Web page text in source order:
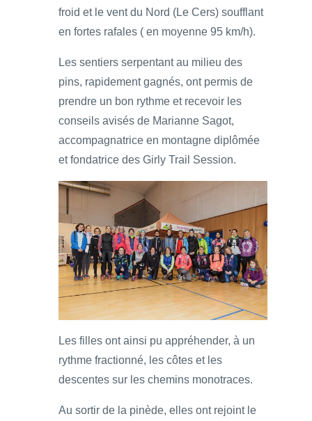
froid et le vent du Nord (Le Cers) soufflant
en fortes rafales ( en moyenne 95 km/h).
Les sentiers serpentant au milieu des
pins, rapidement gagnés, ont permis de
prendre un bon rythme et recevoir les
conseils avisés de Marianne Sagot,
accompagnatrice en montagne diplômée
et fondatrice des Girly Trail Session.
Les filles ont ainsi pu appréhender, à un
rythme fractionné, les côtes et les
descentes sur les chemins monotraces.
Au sortir de la pinède, elles ont rejoint le